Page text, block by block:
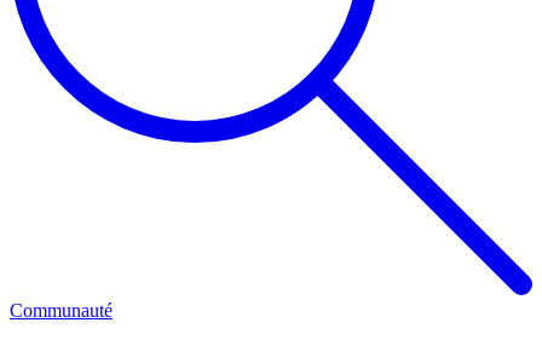
Communauté